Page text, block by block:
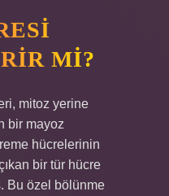
MI?
mitoz yerine
bir mayoz
hücrelerinin
bir tür hücre
Bu özel bölünme